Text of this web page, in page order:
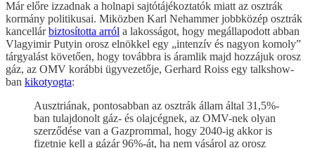
Már előre izzadnak a holnapi sajtótájékoztatók miatt az osztrák
kormány politikusai. Miközben Karl Nehammer jobbközép osztrák
kancellárbiztosította arról a lakosságot, hogy megállapodott abban
Vlagyimir Putyin orosz elnökkel egy „intenzív és nagyon komoly”
tárgyalást követően, hogy továbbra is áramlik majd hozzájuk orosz
gáz, az OMV korábbi ügyvezetője, Gerhard Roiss egy talkshow-
ban kikotyogta:
Ausztriának, pontosabban az osztrák állam által 31,5%-
ban tulajdonolt gáz- és olajcégnek, az OMV-nek olyan
szerződése van a Gazprommal, hogy 2040-ig akkor is
fizetnie kell a gázár 96%-át, ha nem vásárol az orosz